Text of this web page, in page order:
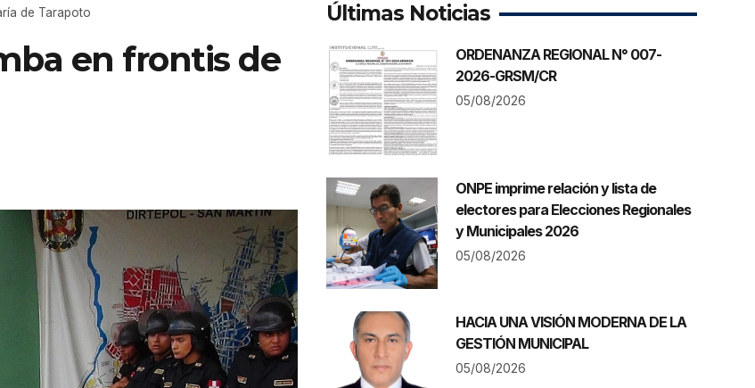
de Tarapoto
en frontis de
Últimas Noticias
ORDENANZA REGIONAL N° 007-
2026-GRSM/CR
05/08/2026
ONPE imprime relación y lista de
electores para Elecciones Regionales
y Municipales 2026
05/08/2026
HACIA UNA VISIÓN MODERNA DE LA
GESTIÓN MUNICIPAL
05/08/2026